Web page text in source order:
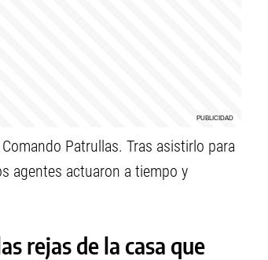
Patrullas. Tras asistirlo para
agentes actuaron a tiempo y
rejas de la casa que